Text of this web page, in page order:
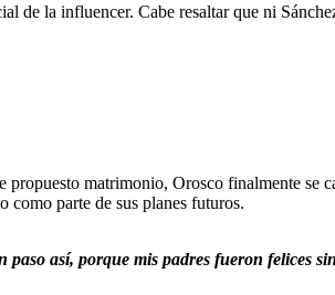
de la influencer. Cabe resaltar que ni
matrimonio, Orosco finalmente se
como parte de sus planes futuros.
así, porque mis padres fueron felices